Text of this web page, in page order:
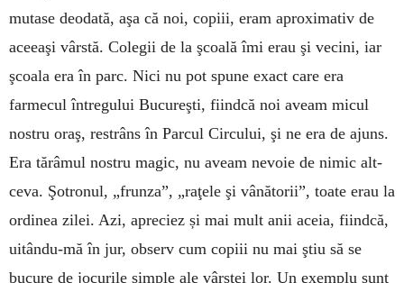
mutase deo­dată, aşa că noi, copiii, eram a­pro­ximativ de
aceeaşi vârstă. Colegii de la şcoală îmi erau şi vecini, iar
şcoala era în parc. Nici nu pot spune exact care era
farmecul întregului Bucureşti, fiindcă noi aveam micul
nostru oraş, restrâns în Parcul Circului, şi ne era de ajuns.
Era tărâmul nostru magic, nu aveam nevoie de nimic alt­
ceva. Şotronul, „frunza”, „raţele şi vânătorii”, toate erau la
ordinea zilei. Azi, apreciez și mai mult anii aceia, fiind­că,
uitându-mă în jur, observ cum copiii nu mai ştiu să se
bucure de jocurile simple ale vârstei lor. Un exemplu sunt